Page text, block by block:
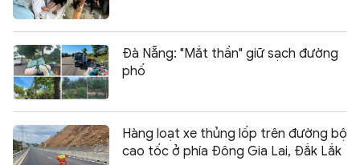
Đà Nẵng: "Mắt thần" giữ sạch đường
phố
Hàng loạt xe thủng lốp trên đường bộ
cao tốc ở phía Đông Gia Lai, Đắk Lắk